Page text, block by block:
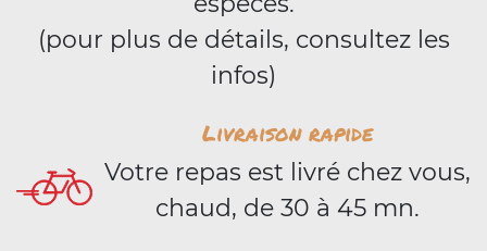
(pour plus de détails, consultez les
infos)
Livraison rapide
Votre repas est livré chez vous,
chaud, de 30 à 45 mn.